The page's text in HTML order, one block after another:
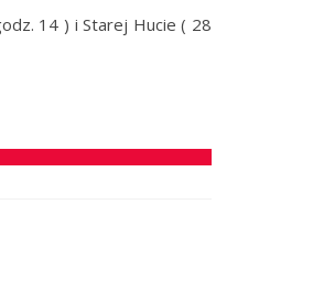
14 ) i Starej Hucie ( 28